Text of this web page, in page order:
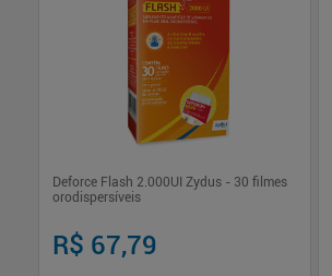
Deforce Flash 2.000UI Zydus - 30 filmes
orodispersíveis
R$ 67,79